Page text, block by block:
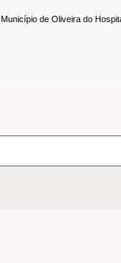
Município de Oliveira do